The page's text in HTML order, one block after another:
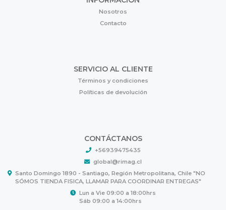
Nosotros
Contacto
SERVICIO AL CLIENTE
Términos y condiciones
Políticas de devolución
CONTÁCTANOS
+56939475435
global@rimag.cl
Santo Domingo 1890 - Santiago, Región Metropolitana, Chile "NO
SÓMOS TIENDA FISICA, LLAMAR PARA COORDINAR ENTREGAS"
Lun a Vie 09:00 a 18:00hrs
Sáb 09:00 a 14:00hrs